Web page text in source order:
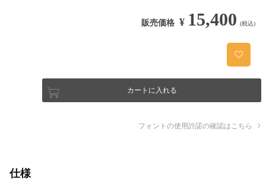
販売価格 ¥ 15,400 (税込)
カートに入れる
フォントの使用許諾の確認はこちら
仕様